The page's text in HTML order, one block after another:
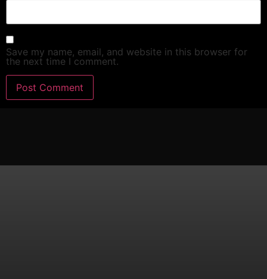
Save my name, email, and website in this browser for
the next time I comment.